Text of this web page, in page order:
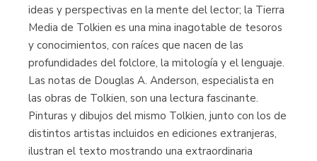
ideas y perspectivas en la mente del lector; la Tierra
Media de Tolkien es una mina inagotable de tesoros
y conocimientos, con raíces que nacen de las
profundidades del folclore, la mitología y el lenguaje.
Las notas de Douglas A. Anderson, especialista en
las obras de Tolkien, son una lectura fascinante.
Pinturas y dibujos del mismo Tolkien, junto con los de
distintos artistas incluidos en ediciones extranjeras,
ilustran el texto mostrando una extraordinaria